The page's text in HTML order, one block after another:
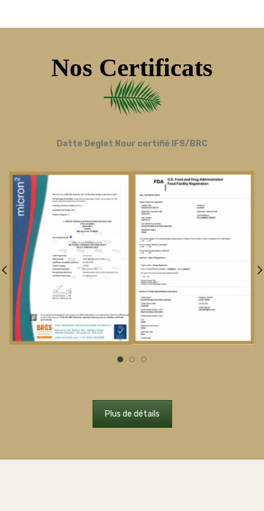
Nos Certificats
Datte Deglet Nour certifié IFS/BRC
Plus de détails